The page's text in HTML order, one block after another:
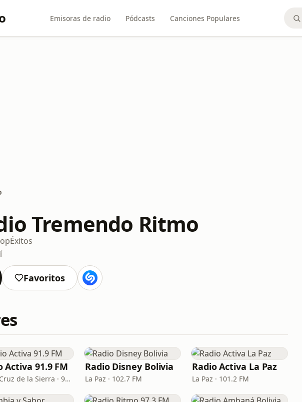
Emisoras de radio Pódcasts Canciones Populares
Tremendo Ritmo
Éxitos
Favoritos
Activa 91.9 FM
Santa Cruz de la Sierra · 91.9 FM
Radio Disney Bolivia
La Paz · 102.7 FM
Radio Activa La Paz
La Paz · 101.2 FM